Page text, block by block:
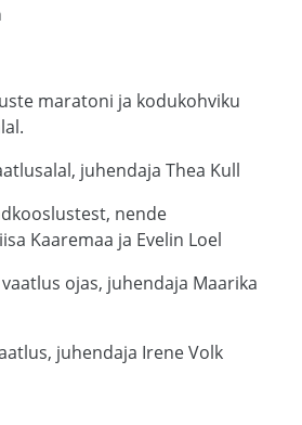
maratoni ja kodukohviku
juhendaja Thea Kull
nende
Kaaremaa ja Evelin Loel
ojas, juhendaja Maarika
juhendaja Irene Volk